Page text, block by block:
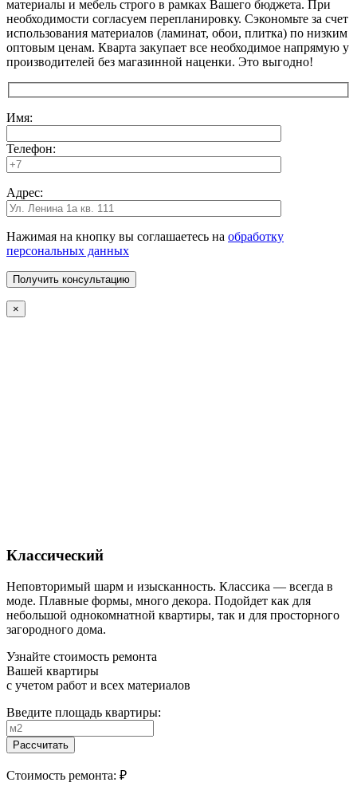
материалы и мебель строго в рамках Вашего бюджета. При
необходимости согласуем перепланировку. Сэкономьте за счет
использования материалов (ламинат, обои, плитка) по низким
оптовым ценам. Кварта закупает все необходимое напрямую у
производителей без магазинной наценки. Это выгодно!
Имя:
Телефон:
Адрес:
Нажимая на кнопку вы соглашаетесь на обработку
персональных данных
×
Классический
Неповторимый шарм и изысканность. Классика — всегда в
моде. Плавные формы, много декора. Подойдет как для
небольшой однокомнатной квартиры, так и для просторного
загородного дома.
Узнайте стоимость ремонта
Вашей квартиры
с учетом работ и всех материалов
Введите площадь квартиры:
Рассчитать
Стоимость ремонта: ₽